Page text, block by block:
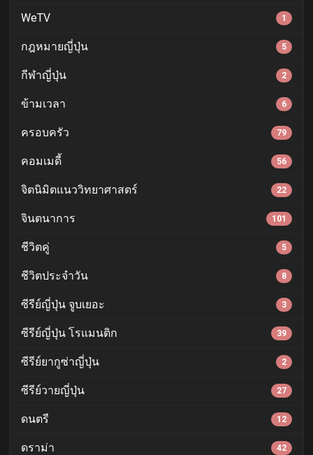
WeTV 1
กฎหมายญี่ปุ่น 5
กีฬาญี่ปุ่น 2
ข้ามเวลา 6
ครอบครัว 79
คอมเมดี้ 56
จิตนิมิตแนววิทยาศาสตร์ 22
จินตนาการ 101
ชีวิตคู่ 5
ชีวิตประจำวัน 8
ซีรีย์ญี่ปุ่น จูบเยอะ 3
ซีรีย์ญี่ปุ่น โรแมนติก 39
ซีรีย์ยากูซ่าญี่ปุ่น 2
ซีรีย์วายญี่ปุ่น 27
ดนตรี 12
ดราม่า 42